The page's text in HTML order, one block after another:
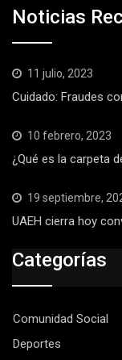
Noticias
11 julio, 2023
Cuidado: Fraudes
10 febrero, 2023
¿Qué es la carpeta
19 septiembre,
UAEH cierra hoy
Categorías
Comunidad Social
Deportes